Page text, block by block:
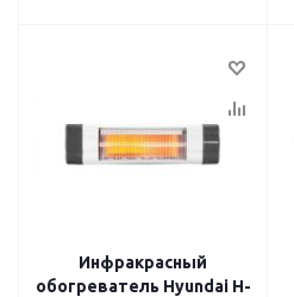
Инфракрасный
обогреватель Hyundai H-